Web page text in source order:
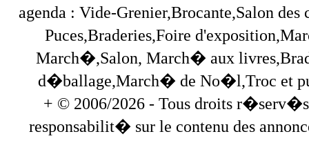
agenda : Vide-Grenier,Brocante,Salon
Puces,Braderies,Foire
March�,Salon, March� aux
d�ballage,March� de No�l,Troc et
+ © 2006/2026 - Tous droits
responsabilit� sur le contenu des